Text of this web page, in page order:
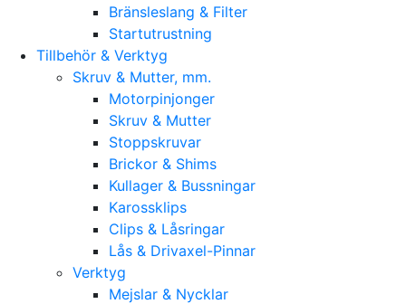
Bränsleslang & Filter
Startutrustning
Tillbehör & Verktyg
Skruv & Mutter, mm.
Motorpinjonger
Skruv & Mutter
Stoppskruvar
Brickor & Shims
Kullager & Bussningar
Karossklips
Clips & Låsringar
Lås & Drivaxel-Pinnar
Verktyg
Mejslar & Nycklar